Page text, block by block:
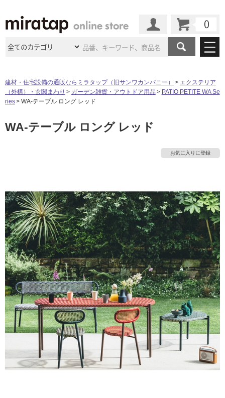
商品カテゴリ
洗面所・水回り
キッチン 浴室（風呂・
ウッドデッキ フローリング・床材
収納 インテリア・家具
照明 ペット用品
内装用建材 パネル・壁材
ロートアイアン 天然石・石材
メンテナンス・施工材 新商品
施工事例
施工事例 法人案件納入事例
インタビュー
ショールーム
名古屋ショールーム 京都ショールーム
福岡ショールーム 札幌スマートショールー
ム
横浜スマートショールー
ム
ウェルビーみのおHDC
BOX
よくある質問 お問い合わせ
修理お問い合わせ クレーム公開
説明書・図面検索 水まわり3年保証
お役立ち情報 住まいのスタイリング
アイデア
ミラタップチャンネル
オンライン相談
ミラタップと創る家
ASOLIE
工事会社紹介Coziコンシ
ェルジュ
自分らしい家づくり
SUVACO
最高のリノベ会社がみつ
かるリノベりす
建材・住宅設備の通販ならミラタップ（旧サンワカンパニー）
エクステリア
（外構）・玄関まわり
ガーデン雑貨・アウトドア用品
PATIO PETITE WA Se
ries
WA-テーブル ロング レッド
WA-テーブル ロング レッド
お気に入りに登録
イ
ル
屋
内
床・
屋
外
床・
浴
床・
駐